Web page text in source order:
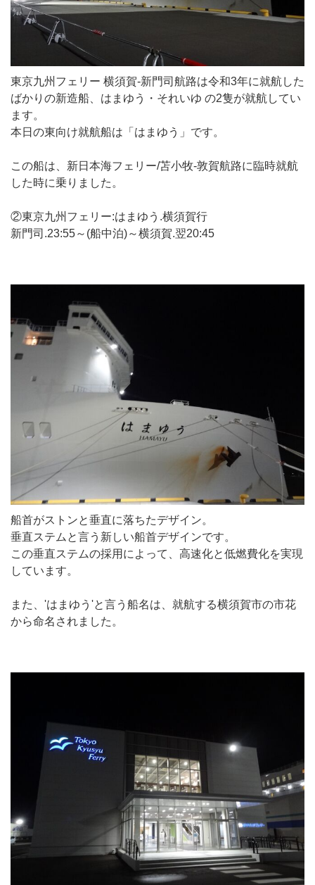
東京九州フェリー 横須賀-新門司航路は令和3年に就航した
ばかりの新造船、はまゆう・それいゆ の2隻が就航してい
ます。
本日の東向け就航船は「はまゆう」です。
この船は、新日本海フェリー/苫小牧-敦賀航路に臨時就航
した時に乗りました。
②東京九州フェリー:はまゆう.横須賀行
新門司.23:55～(船中泊)～横須賀.翌20:45
船首がストンと垂直に落ちたデザイン。
垂直ステムと言う新しい船首デザインです。
この垂直ステムの採用によって、高速化と低燃費化を実現
しています。
また、'はまゆう'と言う船名は、就航する横須賀市の市花
から命名されました。